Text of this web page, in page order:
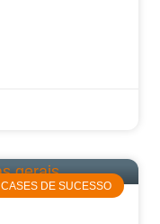
CASES DE SUCESSO